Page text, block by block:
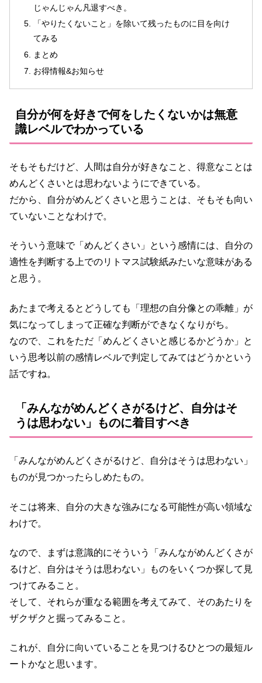
じゃんじゃん凡退すべき。
「やりたくないこと」を除いて残ったものに目を向け
てみる
まとめ
お得情報&お知らせ
自分が何を好きで何をしたくないかは無意
識レベルでわかっている
そもそもだけど、人間は自分が好きなこと、得意なことは
めんどくさいとは思わないようにできている。
だから、自分がめんどくさいと思うことは、そもそも向い
ていないことなわけで。
そういう意味で「めんどくさい」という感情には、自分の
適性を判断する上でのリトマス試験紙みたいな意味がある
と思う。
あたまで考えるとどうしても「理想の自分像との乖離」が
気になってしまって正確な判断ができなくなりがち。
なので、これをただ「めんどくさいと感じるかどうか」と
いう思考以前の感情レベルで判定してみてはどうかという
話ですね。
「みんながめんどくさがるけど、自分はそ
うは思わない」ものに着目すべき
「みんながめんどくさがるけど、自分はそうは思わない」
ものが見つかったらしめたもの。
そこは将来、自分の大きな強みになる可能性が高い領域な
わけで。
なので、まずは意識的にそういう「みんながめんどくさが
るけど、自分はそうは思わない」ものをいくつか探して見
つけてみること。
そして、それらが重なる範囲を考えてみて、そのあたりを
ザクザクと掘ってみること。
これが、自分に向いていることを見つけるひとつの最短ル
ートかなと思います。